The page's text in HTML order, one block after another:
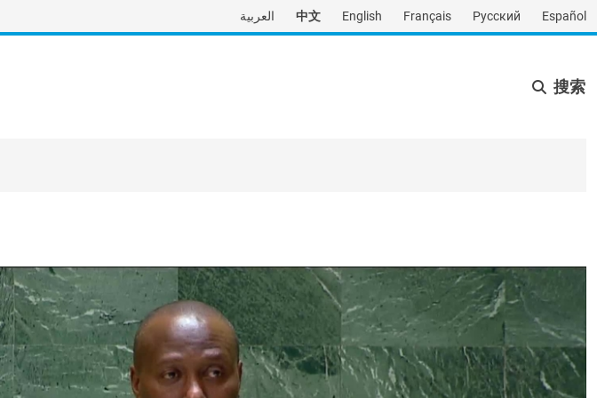
العربية 中文 English Français Русский Español
搜索